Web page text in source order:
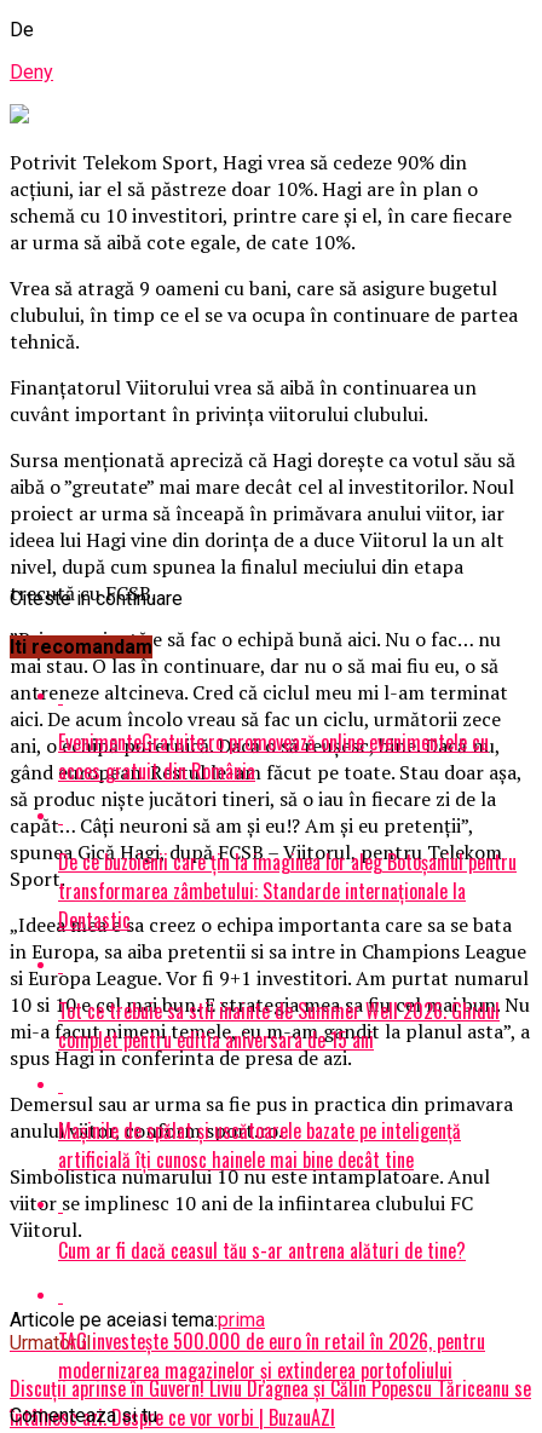
De
Deny
Potrivit Telekom Sport, Hagi vrea să cedeze 90% din
acţiuni, iar el să păstreze doar 10%. Hagi are în plan o
schemă cu 10 investitori, printre care şi el, în care fiecare
ar urma să aibă cote egale, de cate 10%.
Vrea să atragă 9 oameni cu bani, care să asigure bugetul
clubului, în timp ce el se va ocupa în continuare de partea
tehnică.
Finanţatorul Viitorului vrea să aibă în continuarea un
cuvânt important în privinţa viitorului clubului.
Sursa menţionată apreciză că Hagi doreşte ca votul său să
aibă o ”greutate” mai mare decât cel al investitorilor. Noul
proiect ar urma să înceapă în primăvara anului viitor, iar
ideea lui Hagi vine din dorinţa de a duce Viitorul la un alt
nivel, după cum spunea la finalul meciului din etapa
trecută cu FCSB.
”Prima variantă e să fac o echipă bună aici. Nu o fac… nu
mai stau. O las în continuare, dar nu o să mai fiu eu, o să
antreneze altcineva. Cred că ciclul meu mi l-am terminat
aici. De acum încolo vreau să fac un ciclu, următorii zece
ani, o echipă puternică. Dacă o să reuşesc, bine. Dacă nu,
gând european. Restul le-am făcut pe toate. Stau doar aşa,
să produc nişte jucători tineri, să o iau în fiecare zi de la
capăt… Câţi neuroni să am şi eu!? Am şi eu pretenţii”,
spunea Gică Hagi, după FCSB – Viitorul, pentru Telekom
Sport.
„Ideea mea e sa creez o echipa importanta care sa se bata
in Europa, sa aiba pretentii si sa intre in Champions League
si Europa League. Vor fi 9+1 investitori. Am purtat numarul
10 si 10 e cel mai bun. E strategia mea sa fiu cel mai bun. Nu
mi-a facut nimeni temele, eu m-am gandit la planul asta”, a
spus Hagi in conferinta de presa de azi.
Demersul sau ar urma sa fie pus in practica din primavara
anului viitor, conform sport.ro.
Simbolistica numarului 10 nu este intamplatoare. Anul
viitor se implinesc 10 ani de la infiintarea clubului FC
Viitorul.
Articole pe aceiasi tema:prima
Urmatorul
Discuții aprinse în Guvern! Liviu Dragnea și Călin Popescu Tăriceanu se
întâlnesc azi. Despre ce vor vorbi | BuzauAZI
Citeste in continuare
Iti recomandam
EvenimenteGratuite.ro promovează online evenimentele cu
acces gratuit din România
De ce buzoienii care țin la imaginea lor aleg Botoșaniul pentru
transformarea zâmbetului: Standarde internaționale la
Dentastic
Tot ce trebuie sa stii inainte de Summer Well 2026. Ghidul
complet pentru editia aniversara de 15 ani
Mașinile de spălat și uscătoarele bazate pe inteligență
artificială îți cunosc hainele mai bine decât tine
Cum ar fi dacă ceasul tău s-ar antrena alături de tine?
TAG investește 500.000 de euro în retail în 2026, pentru
modernizarea magazinelor și extinderea portofoliului
Comenteaza si tu